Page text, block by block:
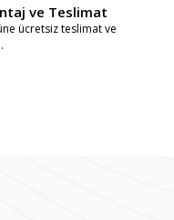
ve Teslimat
ücretsiz teslimat ve